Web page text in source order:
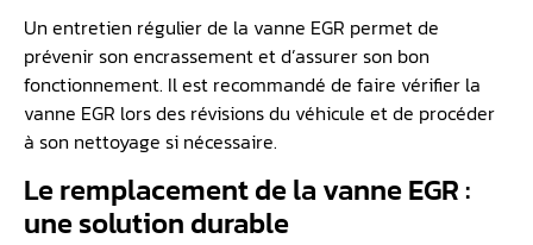
Un entretien régulier de la vanne EGR permet de
prévenir son encrassement et d’assurer son bon
fonctionnement. Il est recommandé de faire vérifier la
vanne EGR lors des révisions du véhicule et de procéder
à son nettoyage si nécessaire.
Le remplacement de la vanne EGR :
une solution durable